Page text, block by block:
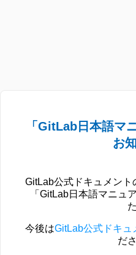
「GitLab日本語マ
お
GitLab公式ドキュメント
「GitLab日本語マニュ
今後はGitLab公式ドキュ
だ